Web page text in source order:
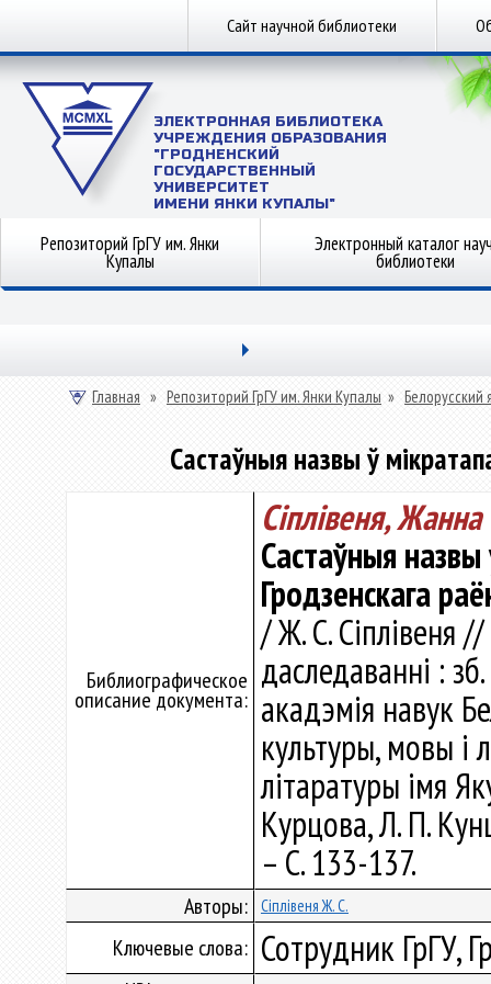
Сайт научной библиотеки
ЭЛЕКТРОННАЯ БИБЛИОТЕКА
УЧРЕЖДЕНИЯ ОБРАЗОВАНИЯ
"ГРОДНЕНСКИЙ
ГОСУДАРСТВЕННЫЙ
УНИВЕРСИТЕТ
ИМЕНИ ЯНКИ КУПАЛЫ"
Репозиторий ГрГУ им. Янки
Купалы
Электронный каталог
библиотеки
Главная » Репозиторий ГрГУ им. Янки Купалы » Белорусский
Састаўныя назвы ў
Библиографическое
описание документа:
Сіплівеня,
Састаўныя назвы
Гродзенскага
/ Ж. С. Сіплівеня
даследаванні :
акадэмія навук
культуры, мовы і
літаратуры імя
Курцова, Л. П.
– С. 133-137.
Авторы: Сіплівеня Ж. С.
Ключевые слова: Сотрудник ГрГУ,